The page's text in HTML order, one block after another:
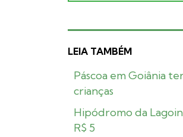
LEIA TAMBÉM
Páscoa em Goiânia
crianças
Hipódromo da
R$ 5